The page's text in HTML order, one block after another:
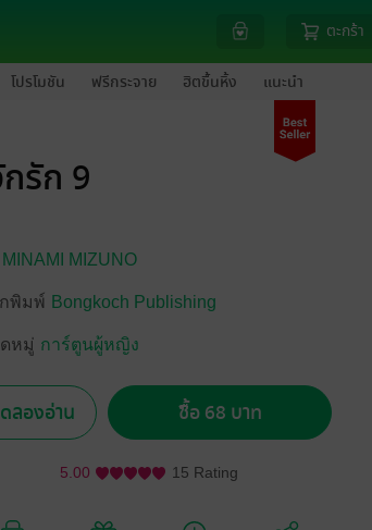
ตะกร้า
โปรโมชัน ฟรีกระจาย ฮิตขึ้นหิ้ง แนะนำ
รัก 9
MINAMI MIZUNO
พิมพ์ Bongkoch Publishing
หมู่ การ์ตูนผู้หญิง
ลองอ่าน ซื้อ 68 บาท
5.00 15 Rating